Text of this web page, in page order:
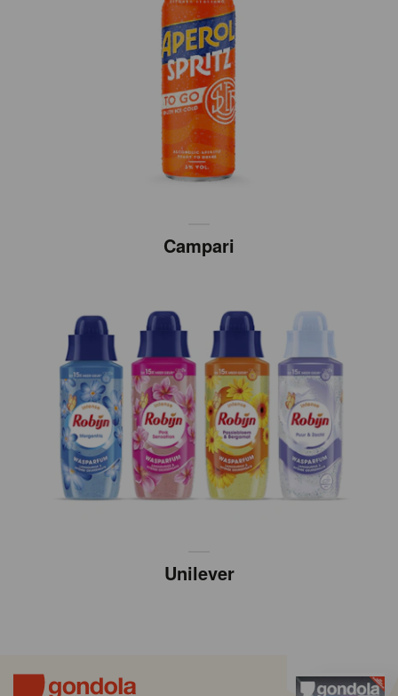
Campari
Unilever